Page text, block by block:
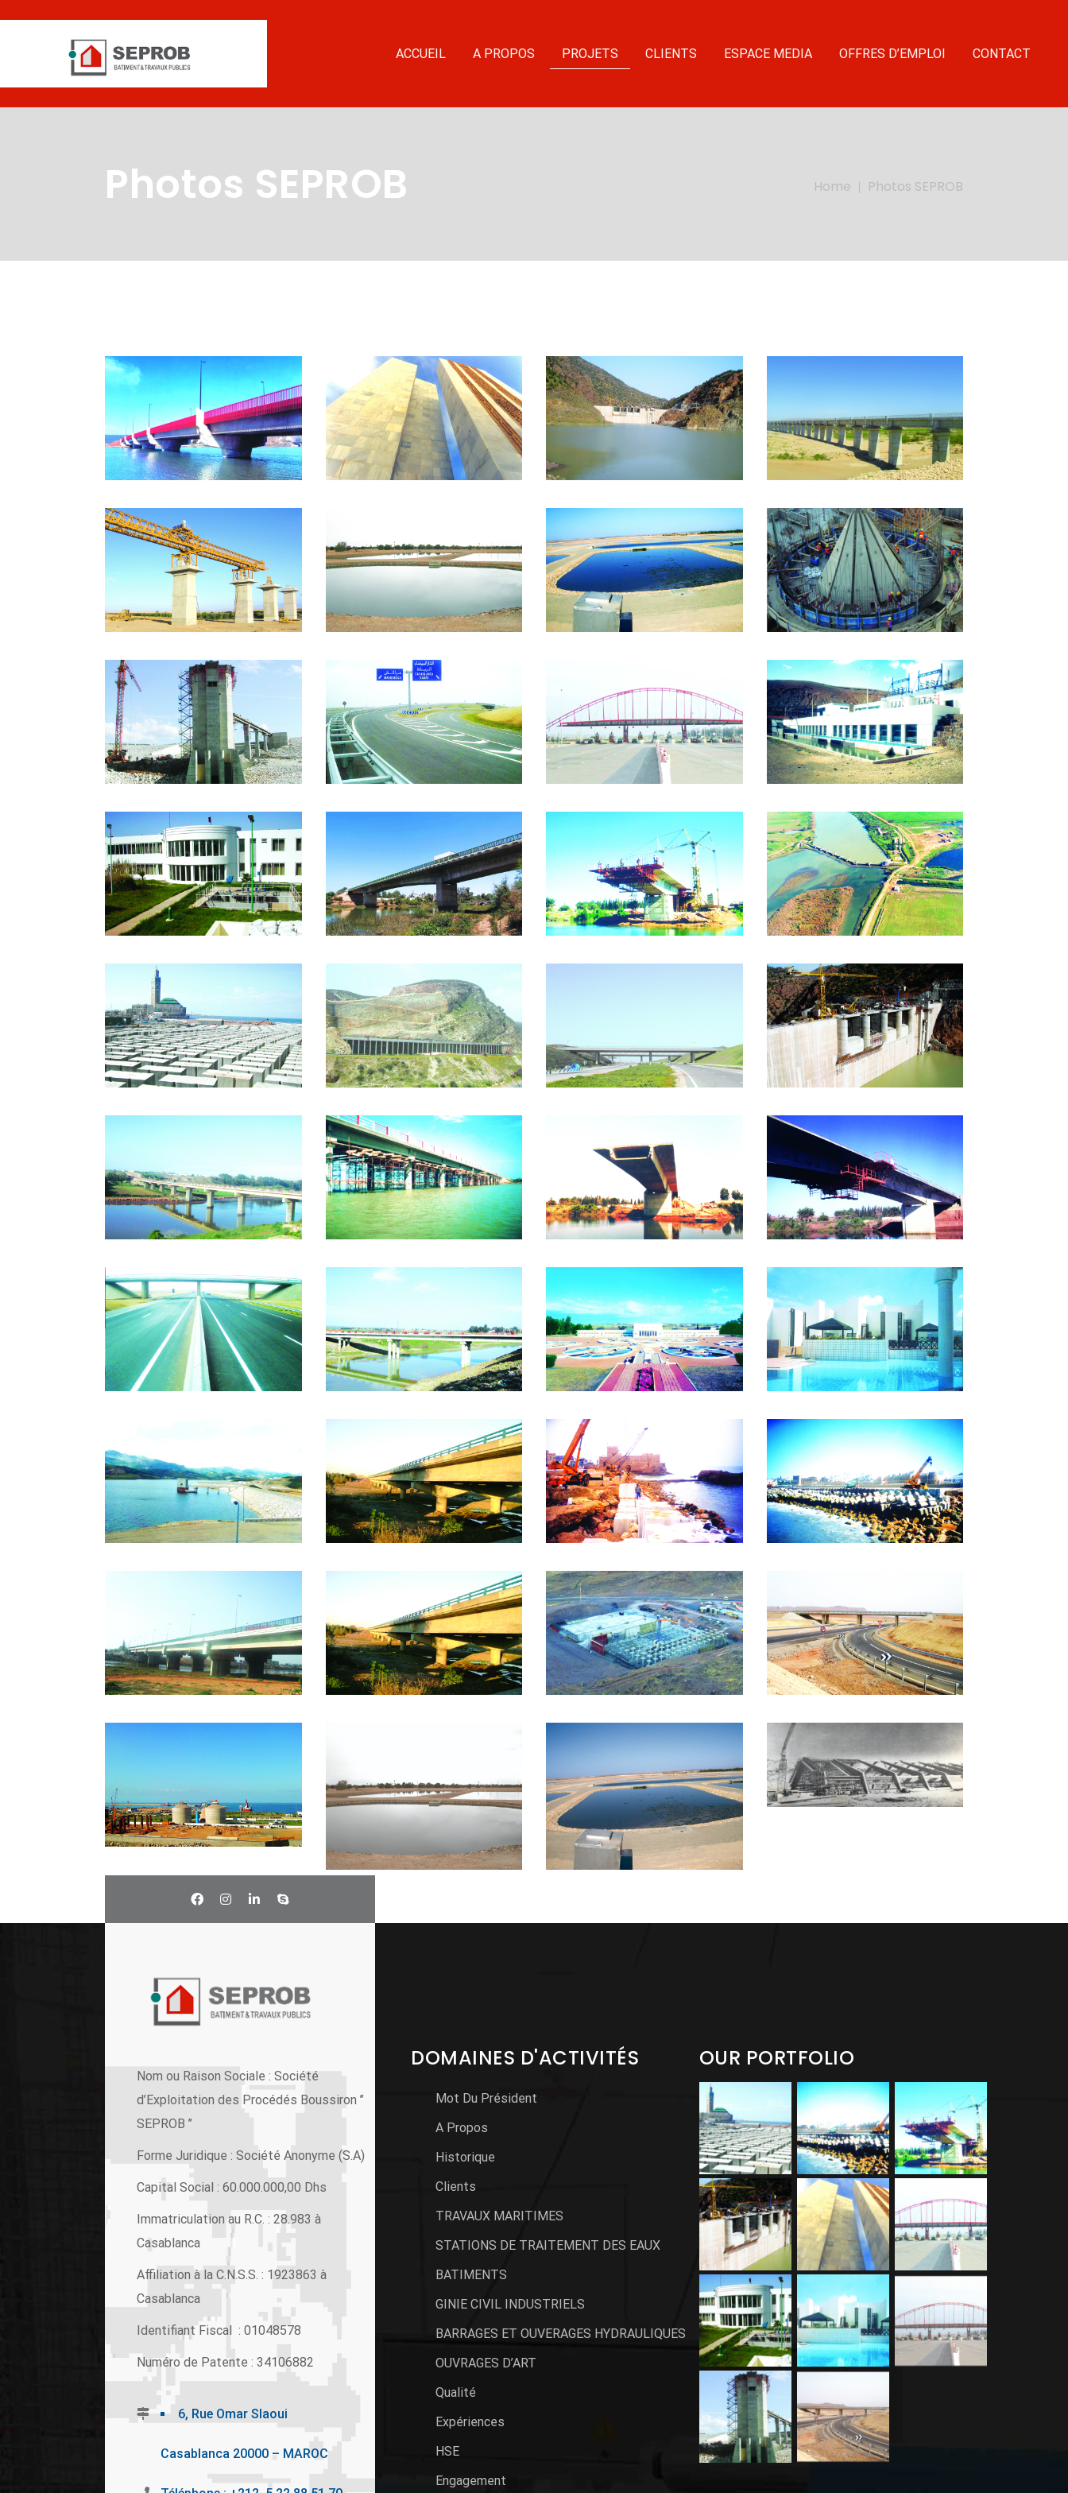
ACCUEIL A PROPOS PROJETS CLIENTS ESPACE MEDIA OFFRES D’EMPLOI CONTACT
Photos SEPROB Home Photos SEPROB
Nom ou Raison Sociale : Société
d’Exploitation des Procédés Boussiron ’’
SEPROB ’’
Forme Juridique : Société Anonyme (S.A)
Capital Social : 60.000.000,00 Dhs
Immatriculation au R.C. : 28.983 à
Casablanca
Affiliation à la C.N.S.S. : 1923863 à
Casablanca
Identifiant Fiscal : 01048578
Numéro de Patente : 34106882
6, Rue Omar Slaoui
Casablanca 20000 – MAROC
DOMAINES D'ACTIVITÉS
Mot Du Président
A Propos
Historique
Clients
TRAVAUX MARITIMES
STATIONS DE TRAITEMENT DES EAUX
BATIMENTS
GINIE CIVIL INDUSTRIELS
BARRAGES ET OUVERAGES HYDRAULIQUES
OUVRAGES D’ART
Qualité
Expériences
HSE
Engagement
OUR PORTFOLIO